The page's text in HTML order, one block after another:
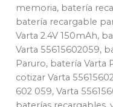
memoria, batería
batería recargable
Varta 2.4V 150mAh,
Varta 55615602059,
Paruro, batería Varta
cotizar Varta
602 059, Varta